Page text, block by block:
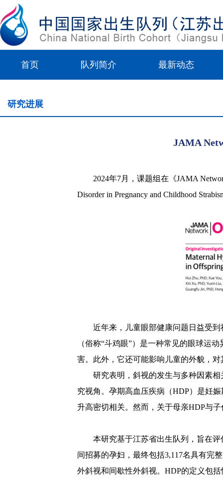
首页 队列简介 最新动态
研究进展
JAMA
2024年7月，课题组在《JAMA
Disorder in Pregnancy and Childhood
近年来，儿童眼部健康问题日益受
（俗称“斗鸡眼”）是一种常见的眼球运动
害。此外，它还可能影响儿童的外貌，
研究表明，斜视的发生与多种因素
究视角。孕期高血压疾病（HDP）是妊
升高密切相关。然而，关于母亲HDP与子
本研究基于江苏省出生队列，旨在评
间招募的孕妇，最终包括3,117名具有完整
外斜视和间歇性外斜视。 HDP的定义包